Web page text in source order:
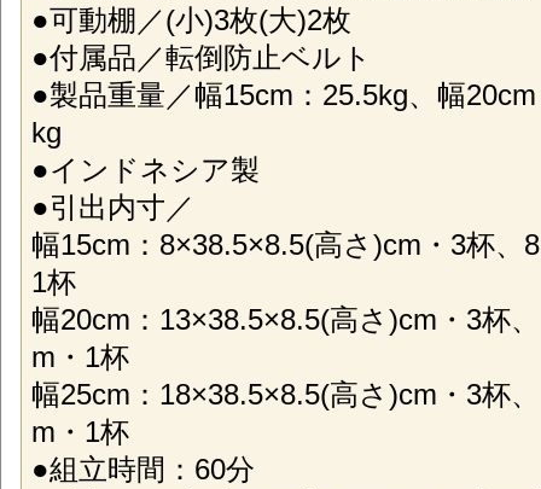
●可動棚／(小)3枚(大)2枚
●付属品／転倒防止ベルト
●製品重量／幅15cm：25.5kg、幅
kg
●インドネシア製
●引出内寸／
幅15cm：8×38.5×8.5(高さ)cm・3杯、
1杯
幅20cm：13×38.5×8.5(高さ)cm・3杯
m・1杯
幅25cm：18×38.5×8.5(高さ)cm・3杯
m・1杯
●組立時間：60分